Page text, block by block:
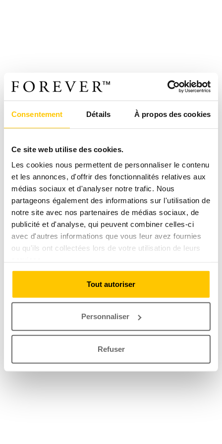
Consentement Détails À propos des cookies
Ce site web utilise des cookies.
Les cookies nous permettent de personnaliser le contenu
et les annonces, d'offrir des fonctionnalités relatives aux
médias sociaux et d'analyser notre trafic. Nous
partageons également des informations sur l'utilisation de
notre site avec nos partenaires de médias sociaux, de
publicité et d'analyse, qui peuvent combiner celles-ci
avec d'autres informations que vous leur avez fournies
ou qu'ils ont collectées lors de votre utilisation de leurs
Tout autoriser
Personnaliser
Refuser